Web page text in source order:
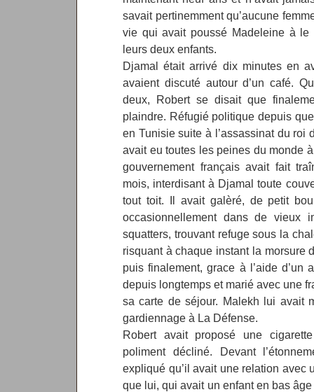
savait pertinemment qu’aucune
vie qui avait poussé Madeleine à le
leurs deux enfants.
Djamal était arrivé dix minutes en
avaient discuté autour d’un café.
deux, Robert se disait que
plaindre. Réfugié politique depuis
en Tunisie suite à l’assassinat du roi
avait eu toutes les peines du monde
gouvernement français avait fait
mois, interdisant à Djamal toute
tout toit. Il avait galèré, de petit
occasionnellement dans de vieux
squatters, trouvant refuge sous la
risquant à chaque instant la morsure
puis finalement, grace à l’aide d’un
depuis longtemps et marié avec une
sa carte de séjour. Malekh lui avait
gardiennage à La Défense.
Robert avait proposé une
poliment décliné. Devant
expliqué qu’il avait une relation avec
que lui, qui avait un enfant en bas âge